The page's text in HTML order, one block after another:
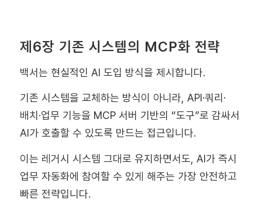
제6장 기존 시스템의 MCP화 전략
백서는 현실적인 AI 도입 방식을 제시합니다.
기존 시스템을 교체하는 방식이 아니라, API·쿼리·
배치·업무 기능을 MCP 서버 기반의 “도구”로 감싸서
AI가 호출할 수 있도록 만드는 접근입니다.
이는 레거시 시스템 그대로 유지하면서도, AI가 즉시
업무 자동화에 참여할 수 있게 해주는 가장 안전하고
빠른 전략입니다.